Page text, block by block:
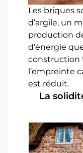
Les briques
d’argile, un
production
d’énergie
construction
l’empreinte
est réduit.
La